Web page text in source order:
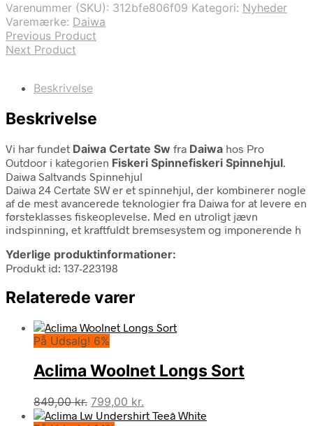
Varenummer (SKU): 312bfe806f09 Kategori: Nyheder
Varemærke: Daiwa
Previous Product
Next Product
Beskrivelse
Beskrivelse
Vi har fundet Daiwa Certate Sw fra Daiwa hos Pro
Outdoor i kategorien Fiskeri Spinnefiskeri Spinnehjul.
Daiwa Saltvands Spinnehjul
Daiwa 24 Certate SW er et spinnehjul, der kombinerer nogle
af de mest avancerede teknologier fra Daiwa for at levere en
førsteklasses fiskeoplevelse. Med en utroligt jævn
indspinning, et kraftfuldt bremsesystem og imponerende h
Yderlige produktinformationer:
Produkt id: 137-223198
Relaterede varer
På Udsalg! 6%
Aclima Woolnet Longs Sort
849,00kr. Den
oprindelige
799,00 kr.
aktuelle